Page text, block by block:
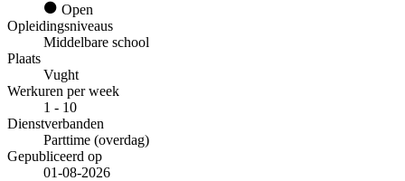
Open
Opleidingsniveaus
Middelbare school
Plaats
Vught
Werkuren per week
1 - 10
Dienstverbanden
Parttime (overdag)
Gepubliceerd op
01-08-2026